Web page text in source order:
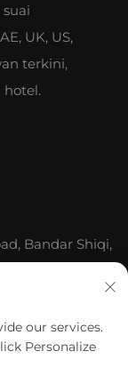
UK, US,
terkini,
Bandar Shiqi,
our services.
Personalize